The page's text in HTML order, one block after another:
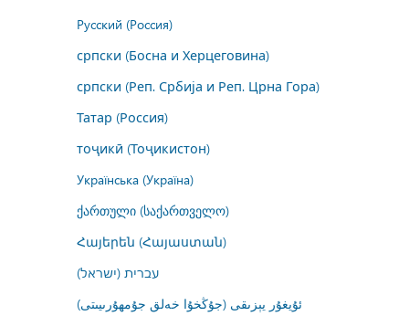
Русский (Россия)
српски (Босна и Херцеговина)
српски (Реп. Србија и Реп. Црна Гора)
Татар (Россия)
тоҷикӣ (Тоҷикистон)
Українська (Україна)
ქართული (საქართველო)
Հայերեն (Հայաստան)
עברית (ישראל)
ئۇيغۇر يېزىقى (جۇڭخۇا خەلق جۇمھۇرىيىتى)